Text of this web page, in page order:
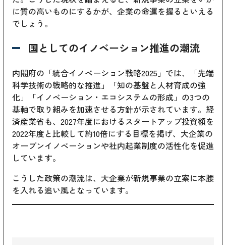
に質の高いものにするかが、企業の命運を握るといえる
でしょう。
国としてのイノベーション推進の潮流
内閣府の「統合イノベーション戦略2025」では、「先端
科学技術の戦略的な推進」「知の基盤と人材育成の強
化」「イノベーション・エコシステムの形成」の3つの
基軸で取り組みを加速させる方針が示されています。経
済産業省も、2027年度におけるスタートアップ投資額を
2022年度と比較して約10倍にする目標を掲げ、大企業の
オープンイノベーションや社内起業制度の活性化を促進
しています。
こうした政策の潮流は、大企業が新規事業の立案に本腰
を入れる追い風となっています。